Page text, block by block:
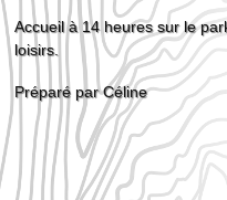
Accueil à 14 heures sur le
loisirs.
Préparé par Céline